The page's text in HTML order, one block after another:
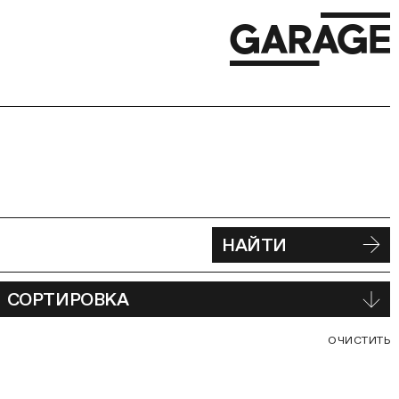
НАЙТИ
СОРТИРОВКА
ОЧИСТИТЬ